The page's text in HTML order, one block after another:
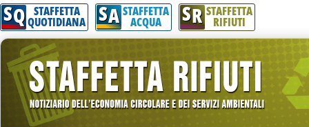
Attenzione! Esegui l'accesso per lèggere interamente la notizia.
SQ STAFFETTA
QUOTIDIANA SA STAFFETTA
ACQUA SR STAFFETTA
RIFIUTI